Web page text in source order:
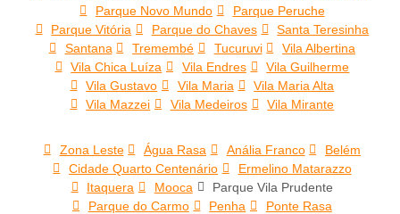
Parque Novo Mundo
Parque Peruche
Parque Vitória
Parque do Chaves
Santa Teresinha
Santana
Tremembé Tucuruvi
Vila Albertina
Vila Chica Luíza
Vila Endres
Vila Guilherme
Vila Gustavo
Vila Maria
Vila Maria Alta
Vila Mazzei
Vila Medeiros Vila Mirante
Zona Leste Água Rasa Anália Franco
Belém
Cidade Quarto Centenário
Ermelino Matarazzo
Itaquera
Mooca
Parque Vila Prudente
Parque do Carmo
Penha
Ponte Rasa